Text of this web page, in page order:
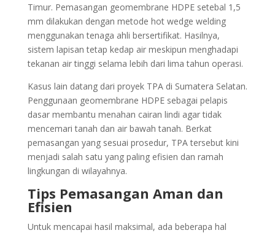
Timur. Pemasangan geomembrane HDPE setebal 1,5
mm dilakukan dengan metode hot wedge welding
menggunakan tenaga ahli bersertifikat. Hasilnya,
sistem lapisan tetap kedap air meskipun menghadapi
tekanan air tinggi selama lebih dari lima tahun operasi.
Kasus lain datang dari proyek TPA di Sumatera Selatan.
Penggunaan geomembrane HDPE sebagai pelapis
dasar membantu menahan cairan lindi agar tidak
mencemari tanah dan air bawah tanah. Berkat
pemasangan yang sesuai prosedur, TPA tersebut kini
menjadi salah satu yang paling efisien dan ramah
lingkungan di wilayahnya.
Tips Pemasangan Aman dan
Efisien
Untuk mencapai hasil maksimal, ada beberapa hal